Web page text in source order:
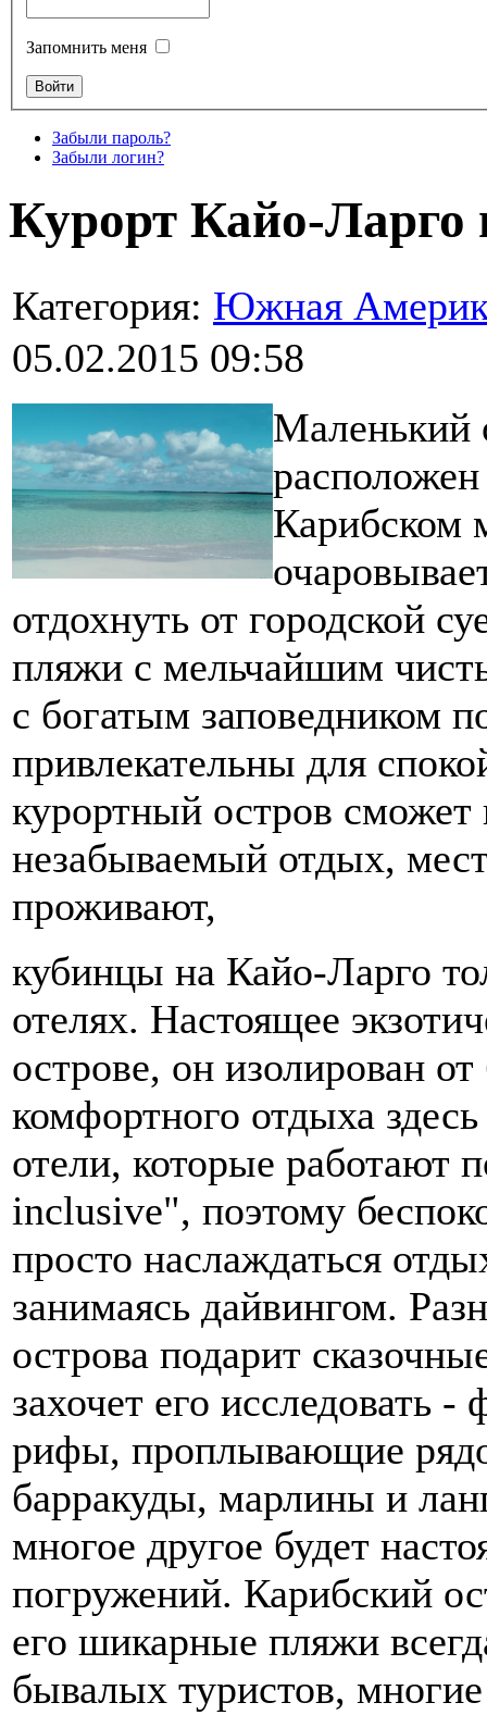
Запомнить меня
Забыли пароль?
Забыли логин?
Курорт Кайо-Ларго
Категория: Южная
05.02.2015 09:58
Маленький
Карибском
отдохнуть от городской
пляжи с мельчайшим
с богатым заповедником
привлекательны для
курортный остров сможет
незабываемый отдых,
проживают,
кубинцы на Кайо-Ларго
отелях. Настоящее
острове, он изолирован
комфортного отдыха
отели, которые работают
inclusive", поэтому
просто наслаждаться
занимаясь дайвингом.
острова подарит
захочет его исследовать
рифы, проплывающие
барракуды, марлины и
многое другое будет
погружений. Карибский
его шикарные пляжи
бывалых туристов,